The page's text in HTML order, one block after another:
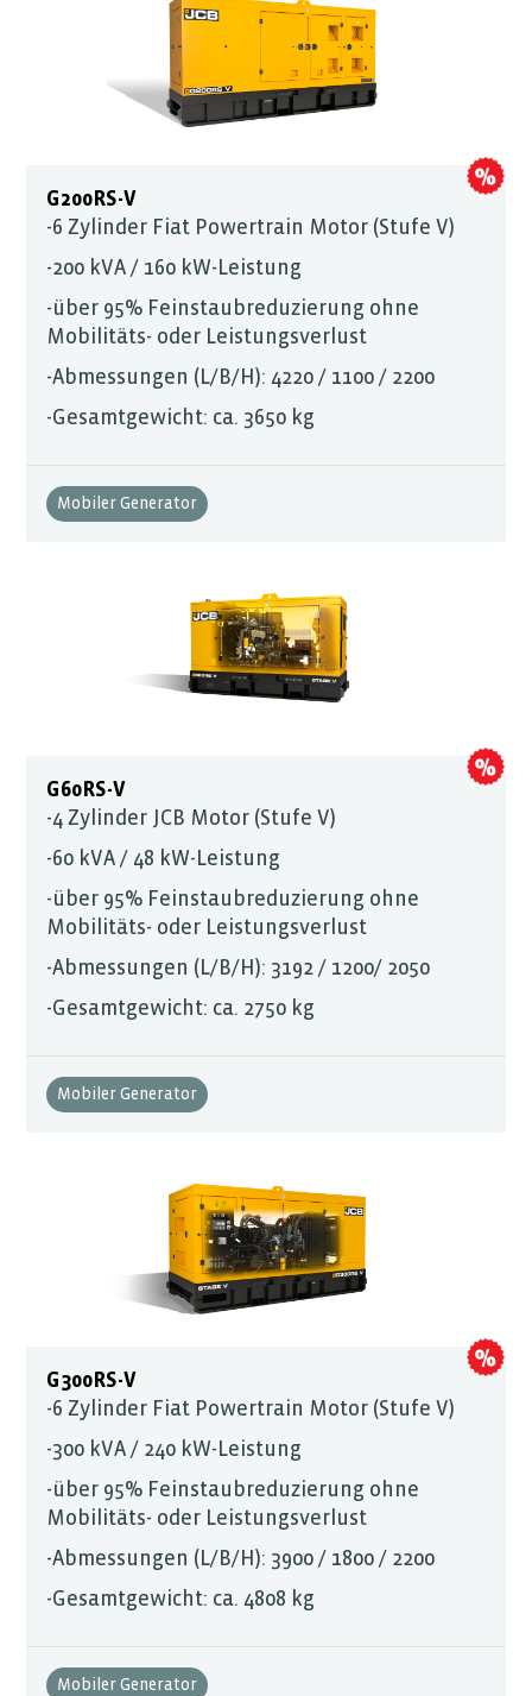
G200RS-V
-6 Zylinder Fiat Powertrain Motor (Stufe V)
-200 kVA / 160 kW-Leistung
-über 95% Feinstaubreduzierung ohne
Mobilitäts- oder Leistungsverlust
-Abmessungen (L/B/H): 4220 / 1100 / 2200
-Gesamtgewicht: ca. 3650 kg
Mobiler Generator
G60RS-V
-4 Zylinder JCB Motor (Stufe V)
-60 kVA / 48 kW-Leistung
-über 95% Feinstaubreduzierung ohne
Mobilitäts- oder Leistungsverlust
-Abmessungen (L/B/H): 3192 / 1200/ 2050
-Gesamtgewicht: ca. 2750 kg
Mobiler Generator
G300RS-V
-6 Zylinder Fiat Powertrain Motor (Stufe V)
-300 kVA / 240 kW-Leistung
-über 95% Feinstaubreduzierung ohne
Mobilitäts- oder Leistungsverlust
-Abmessungen (L/B/H): 3900 / 1800 / 2200
-Gesamtgewicht: ca. 4808 kg
Mobiler Generator